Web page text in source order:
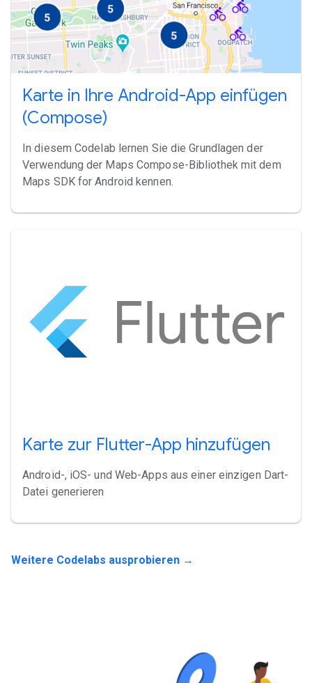
Karte in Ihre Android-App einfügen
(Compose)
In diesem Codelab lernen Sie die Grundlagen der
Verwendung der Maps Compose-Bibliothek mit dem
Maps SDK for Android kennen.
Karte zur Flutter-App hinzufügen
Android-, iOS- und Web-Apps aus einer einzigen Dart-
Datei generieren
Weitere Codelabs ausprobieren →